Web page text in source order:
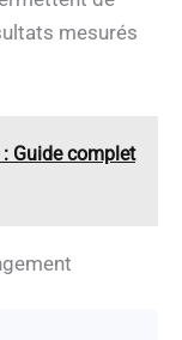
mesurés
Guide complet